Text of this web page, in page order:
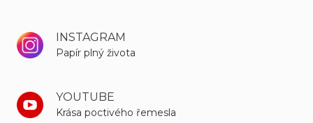
INSTAGRAM
Papír plný života
YOUTUBE
Krása poctivého řemesla